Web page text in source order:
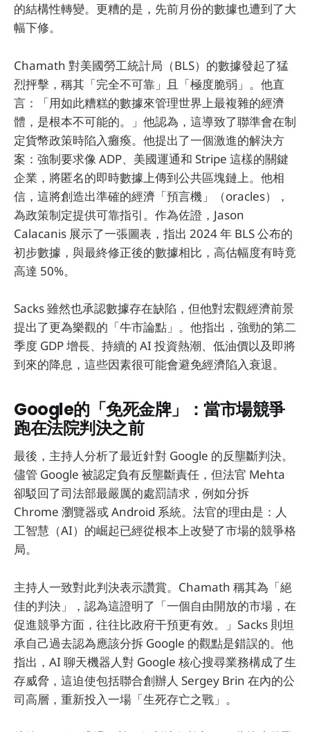
的結構性轉變。更糟的是，先前月份的數據也遭到了大
幅下修。
Chamath 對美國勞工統計局（BLS）的數據發起了猛
烈抨擊，稱其「完全不可靠」且「極度脆弱」。他直
言：「用如此糟糕的數據來管理世界上最複雜的經濟
體，是根本不可能的。」他認為，這導致了聯準會在制
定貨幣政策時陷入癱瘓。他提出了一個激進的解決方
案：強制要求像 ADP、美國運通和 Stripe 這樣的關鍵
企業，將匿名的即時數據上傳到公共區塊鏈上。他相
信，這將創造出準確的經濟「預言機」（oracles），
為政策制定提供可靠指引。作為佐證，Jason
Calacanis 展示了一張圖表，指出 2024 年 BLS 公布的
初步數據，與最終修正後的數據相比，高估幅度有時竟
高達 50%。
Sacks 雖然也承認數據存在缺陷，但他對宏觀經濟前景
提出了更為樂觀的「牛市論點」。他指出，強勁的第二
季度 GDP 增長、持續的 AI 投資熱潮、低油價以及即將
到來的降息，這些因素很可能會避免經濟陷入衰退。
Google的「免死金牌」：當市場競爭
跑在法院判決之前
最後，主持人分析了最近針對 Google 的反壟斷判決。
儘管 Google 被認定負有反壟斷責任，但法官 Mehta
卻駁回了司法部最嚴厲的處罰請求，例如分拆
Chrome 瀏覽器或 Android 系統。法官的理由是：人
工智慧（AI）的崛起已經從根本上改變了市場的競爭格
局。
主持人一致對此判決表示讚賞。Chamath 稱其為「絕
佳的判決」，認為這證明了「一個自由開放的市場，在
促進競爭方面，往往比政府干預更有效。」Sacks 則坦
承自己過去認為應該分拆 Google 的觀點是錯誤的。他
指出，AI 聊天機器人對 Google 核心搜尋業務構成了生
存威脅，這迫使包括聯合創辦人 Sergey Brin 在內的公
司高層，重新投入一場「生死存亡之戰」。